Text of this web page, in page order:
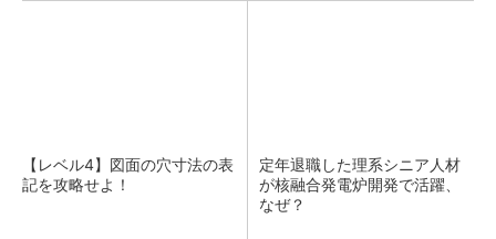
【レベル4】図面の穴寸法の表
記を攻略せよ！
定年退職した理系シニア人材
が核融合発電炉開発で活躍、
なぜ？